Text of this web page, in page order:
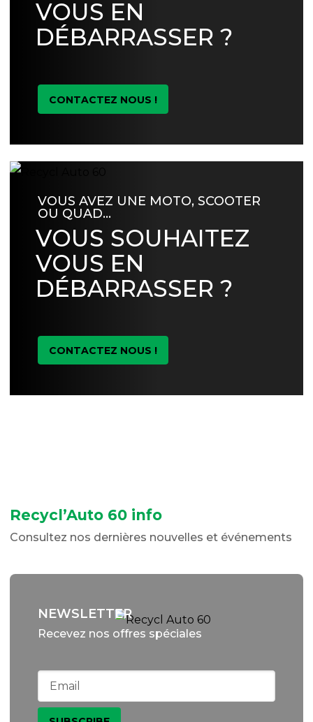
VOUS EN
DÉBARRASSER ?
CONTACTEZ NOUS !
VOUS AVEZ UNE MOTO, SCOOTER
OU QUAD…
VOUS SOUHAITEZ
VOUS EN
DÉBARRASSER ?
CONTACTEZ NOUS !
Recycl’Auto 60 info
Consultez nos dernières nouvelles et événements
NEWSLETTER
Recevez nos offres spéciales